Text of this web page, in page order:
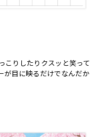
こりしたりクスッと笑って
が目に映るだけでなんだか